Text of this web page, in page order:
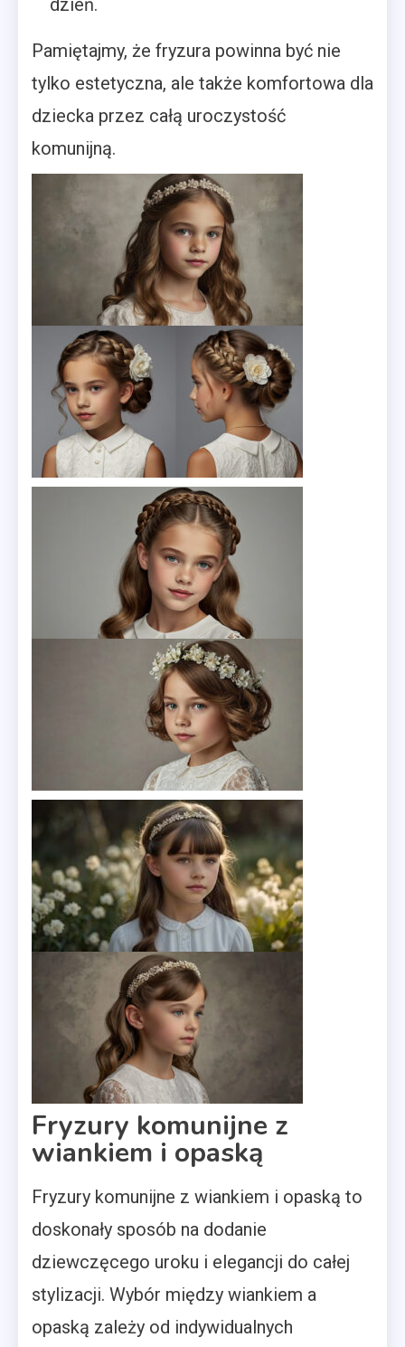
Pamiętajmy, że fryzura powinna być nie
tylko estetyczna, ale także komfortowa dla
dziecka przez całą uroczystość
komunijną.
Fryzury komunijne z
wiankiem i opaską
Fryzury komunijne z wiankiem i opaską to
doskonały sposób na dodanie
dziewczęcego uroku i elegancji do całej
stylizacji. Wybór między wiankiem a
opaską zależy od indywidualnych